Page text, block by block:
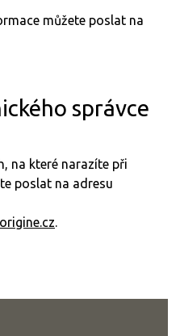
můžete poslat na
správce
na které narazíte při
poslat na adresu
.